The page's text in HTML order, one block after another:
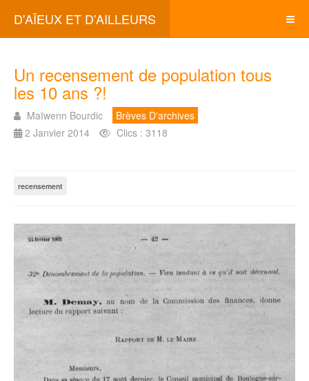
D'AÏEUX ET D'AILLEURS
Un recensement de population tous
les 10 ans ?!
Maïwenn Bourdic
Brèves D'archives
2 Janvier 2014
Clics : 3118
recensement